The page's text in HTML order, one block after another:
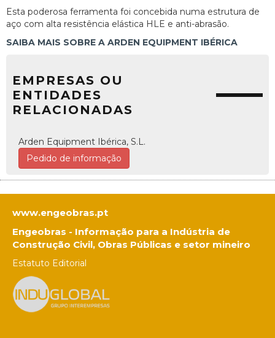
Esta poderosa ferramenta foi concebida numa estrutura de
aço com alta resistência elástica HLE e anti-abrasão.
SAIBA MAIS SOBRE A ARDEN EQUIPMENT IBÉRICA
EMPRESAS OU
ENTIDADES
RELACIONADAS
Arden Equipment Ibérica, S.L.
Pedido de informação
www.engeobras.pt
Engeobras - Informação para a Indústria de
Construção Civil, Obras Públicas e setor mineiro
Estatuto Editorial